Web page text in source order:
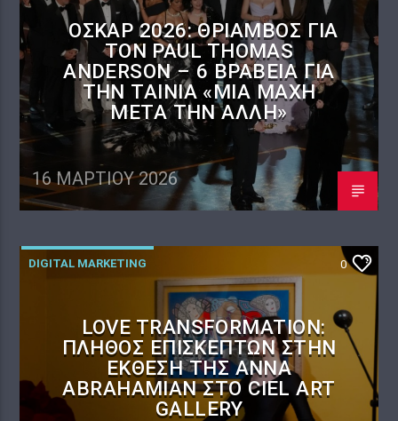
ΌΣΚΑΡ 2026: ΘΡΊΑΜΒΟΣ ΓΙΑ
ΤΟΝ PAUL THOMAS
ANDERSON – 6 ΒΡΑΒΕΊΑ ΓΙΑ
ΤΗΝ ΤΑΙΝΊΑ «ΜΊΑ ΜΆΧΗ
ΜΕΤΆ ΤΗΝ ΆΛΛΗ»
16 ΜΑΡΤΊΟΥ 2026
DIGITAL MARKETING 0
LOVE TRANSFORMATION:
ΠΛΉΘΟΣ ΕΠΙΣΚΕΠΤΏΝ ΣΤΗΝ
ΈΚΘΕΣΗ ΤΗΣ ANNA
ABRAHAMIAN ΣΤΟ CIEL ART
GALLERY